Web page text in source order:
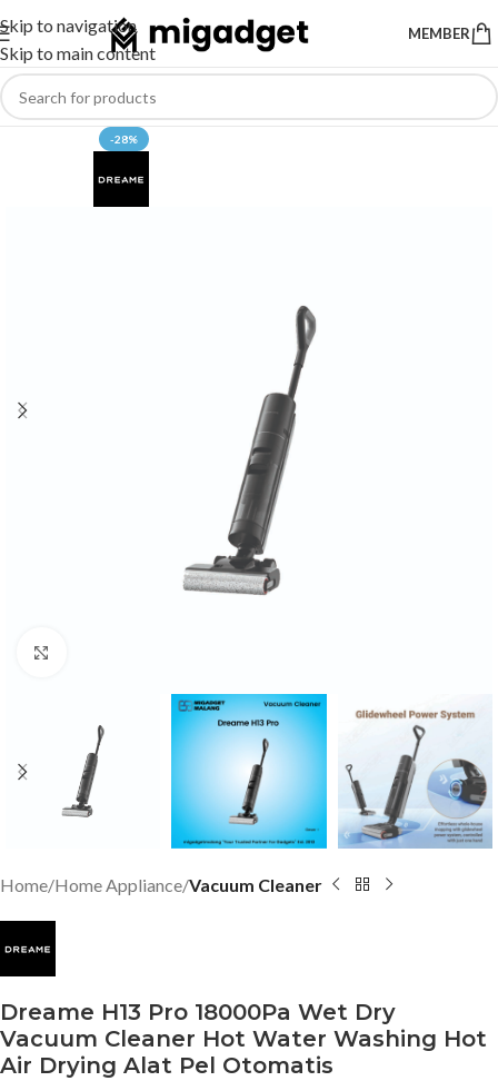
Skip to navigation
Skip to main content
MEMBER
-28%
Home Home Appliance Vacuum Cleaner
Dreame H13 Pro 18000Pa Wet Dry
Vacuum Cleaner Hot Water Washing Hot
Air Drying Alat Pel Otomatis